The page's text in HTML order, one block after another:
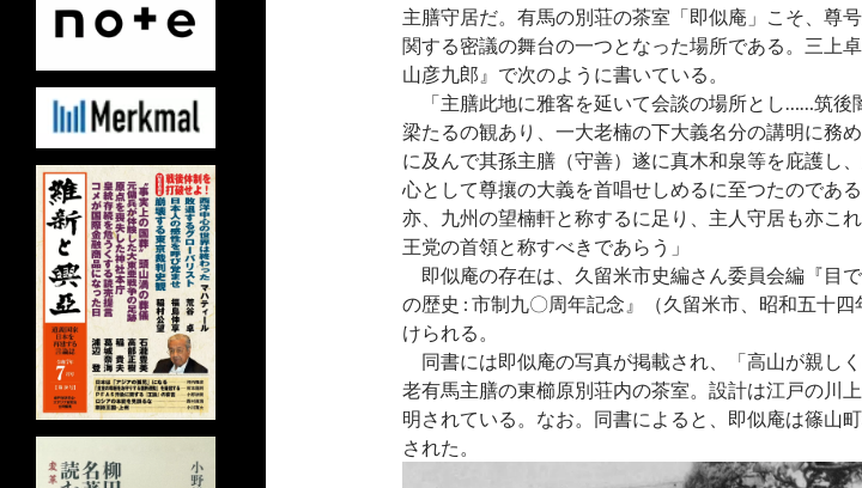
主膳守居だ。有馬の別荘の茶室「即似庵」こそ、尊
関する密議の舞台の一つとなった場所である。三上
山彦九郎』で次のように書いている。
「主膳此地に雅客を延いて会談の場所とし……筑後
梁たるの観あり、一大老楠の下大義名分の講明に務
に及んで其孫主膳（守善）遂に真木和泉等を庇護し
心として尊攘の大義を首唱せしめるに至つたのであ
亦、九州の望楠軒と称するに足り、主人守居も亦こ
王党の首領と称すべきであらう」
即似庵の存在は、久留米市史編さん委員会編『目
の歴史 : 市制九〇周年記念』（久留米市、昭和五十四
けられる。
同書には即似庵の写真が掲載され、「高山が親し
老有馬主膳の東櫛原別荘内の茶室。設計は江戸の川
明されている。なお。同書によると、即似庵は篠山
された。